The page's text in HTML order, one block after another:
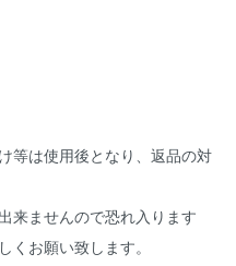
等は使用後となり、返品の対
来ませんので恐れ入ります
くお願い致します。